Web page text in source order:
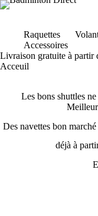
Passer
Raquettes
Accessoires
Livraison gratuite à partir
Acceuil
Les bons shuttles
Des navettes bon
déjà à